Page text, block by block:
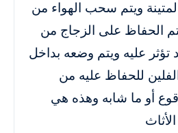
ويتم سحب الهواء من
الحفاظ على الزجاج من
تؤثر عليه ويتم وضعه بداخل
للحفاظ عليه من
أو ما شابه وهذه هي